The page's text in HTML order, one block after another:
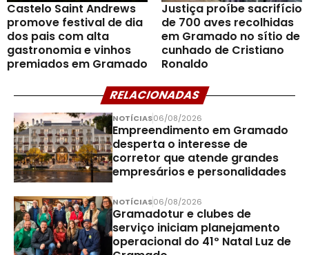
Castelo Saint Andrews
promove festival de dia
dos pais com alta
gastronomia e vinhos
premiados em Gramado
Justiça proíbe sacrifício
de 700 aves recolhidas
em Gramado no sítio de
cunhado de Cristiano
Ronaldo
RELACIONADAS
NOTÍCIAS06/08/2026
Empreendimento em Gramado
desperta o interesse de
corretor que atende grandes
empresários e personalidades
NOTÍCIAS06/08/2026
Gramadotur e clubes de
serviço iniciam planejamento
operacional do 41º Natal Luz de